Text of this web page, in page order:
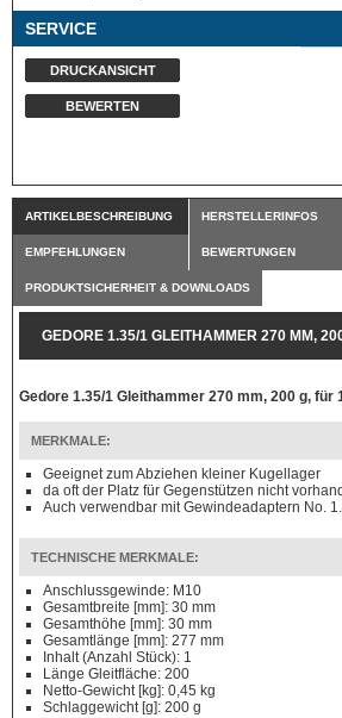
SERVICE
DRUCKANSICHT
BEWERTEN
ARTIKELBESCHREIBUNG HERSTELLERINFOS
EMPFEHLUNGEN BEWERTUNGEN
PRODUKTSICHERHEIT & DOWNLOADS
GEDORE 1.35/1 GLEITHAMMER 270 MM,
Gedore 1.35/1 Gleithammer 270 mm, 200 g, für
MERKMALE:
Geeignet zum Abziehen kleiner Kugellager
da oft der Platz für Gegenstützen nicht
Auch verwendbar mit Gewindeadaptern No.
TECHNISCHE MERKMALE:
Anschlussgewinde: M10
Gesamtbreite [mm]: 30 mm
Gesamthöhe [mm]: 30 mm
Gesamtlänge [mm]: 277 mm
Inhalt (Anzahl Stück): 1
Länge Gleitfläche: 200
Netto-Gewicht [kg]: 0,45 kg
Schlaggewicht [g]: 200 g